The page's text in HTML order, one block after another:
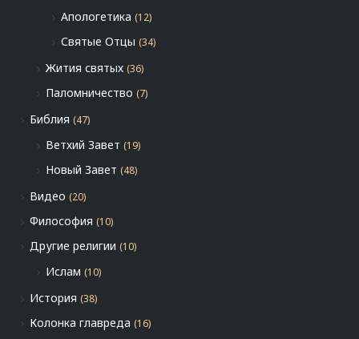
Апологетика (12)
Святые Отцы (34)
Жития святых (36)
Паломничество (7)
Библия (47)
Ветхий Завет (19)
Новый Завет (48)
Видео (20)
Философия (10)
Другие религии (10)
Ислам (10)
История (38)
Колонка главреда (16)